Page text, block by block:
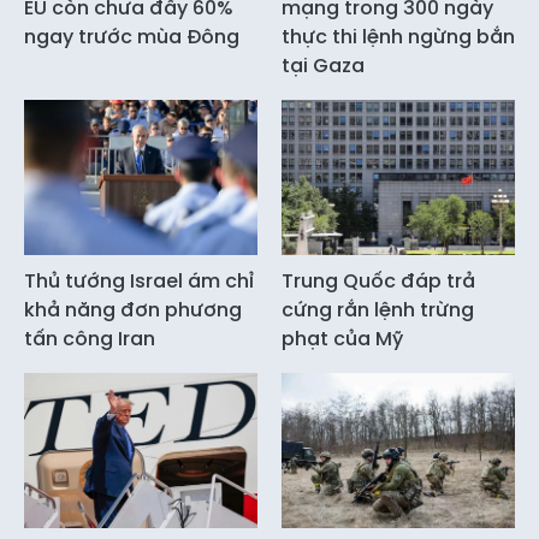
EU còn chưa đầy 60%
ngay trước mùa Đông
mạng trong 300 ngày
thực thi lệnh ngừng bắn
tại Gaza
Thủ tướng Israel ám chỉ
khả năng đơn phương
tấn công Iran
Trung Quốc đáp trả
cứng rắn lệnh trừng
phạt của Mỹ